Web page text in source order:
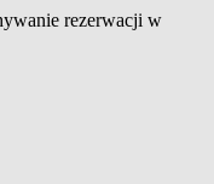
rezerwacji w